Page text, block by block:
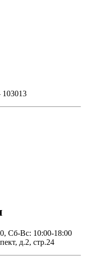
Сб-Вс: 10:00-18:00
д.2, стр.24